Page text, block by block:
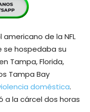
de la NFL
se hospedaba su
Tampa, Florida,
Tampa Bay
doméstica.
a la cárcel dos horas